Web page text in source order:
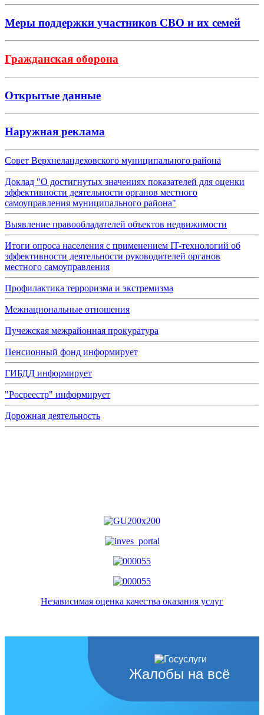
Меры поддержки участников СВО и их семей
Гражданская оборона
Открытые данные
Наружная реклама
Совет Верхнеландеховского муниципального района
Доклад "О достигнутых значениях показателей для оценки
эффективности деятельности органов местного
самоуправления муниципального района"
Выявление правообладателей объектов недвижимости
Итоги опроса населения с применением IT-технологий об
эффективности деятельности руководителей органов
местного самоуправления
Профилактика терроризма и экстремизма
Межнациональные отношения
Пучежская межрайонная прокуратура
Пенсионный фонд информирует
ГИБДД информирует
"Росреестр" информирует
Дорожная деятельность
Независимая оценка качества оказания услуг
Жалобы на всё